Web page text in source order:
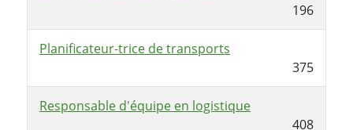
196
Planificateur-trice de transports
375
Responsable d'équipe en logistique
408